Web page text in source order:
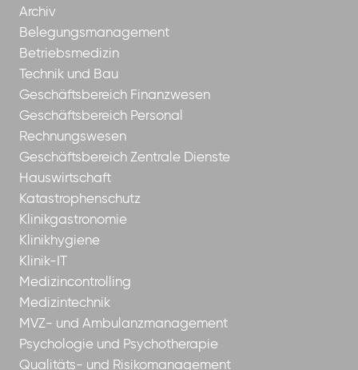
Archiv
Belegungsmanagement
Betriebsmedizin
Technik und Bau
Geschäftsbereich Finanzwesen
Geschäftsbereich Personal
Rechnungswesen
Geschäftsbereich Zentrale Dienste
Hauswirtschaft
Katastrophenschutz
Klinikgastronomie
Klinikhygiene
Klinik-IT
Medizincontrolling
Medizintechnik
MVZ- und Ambulanzmanagement
Psychologie und Psychotherapie
Qualitäts- und Risikomanagement